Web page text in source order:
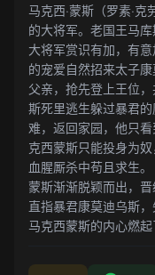
马克西·蒙斯（罗素·
的大将军。老国王马
大将军赏识有加，有
的宠爱自然招来太子
父亲，抢先登上王位
斯死里逃生躲过暴君
难，返回家园，他只
克西蒙斯只能投身为
血腥厮杀中苟且求生
蒙斯渐渐脱颖而出，
直指暴君康莫迪乌斯
马克西蒙斯的内心燃